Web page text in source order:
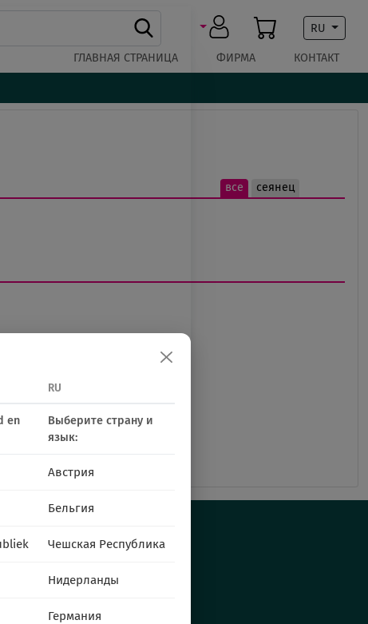
RU
ГЛАВНАЯ СТРАНИЦА ФИРМА КОНТАКТ
все сеянец
RU
en
Выберите страну и
язык:
Австрия
Бельгия
Чешская Республика
Нидерланды
Германия